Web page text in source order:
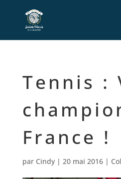
Tennis :
France !
par Cindy| 20 mai 2016|